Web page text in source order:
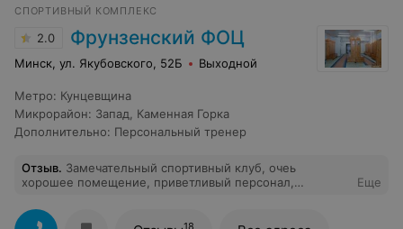
СПОРТИВНЫЙ КОМПЛЕКС
2.0 Фрунзенский ФОЦ
Минск, ул. Якубовского, 52Б Выходной
Метро: Кунцевщина
Микрорайон: Запад
Каменная Горка
Дополнительно: Персональный тренер
Отзыв. Замечательный спортивный клуб, очеь
хорошее помещение, приветливый персонал,
Ольгу, великолепный тренер, корый создает
дружескую атмосферу, и котрый не просто показывает
Еще
18